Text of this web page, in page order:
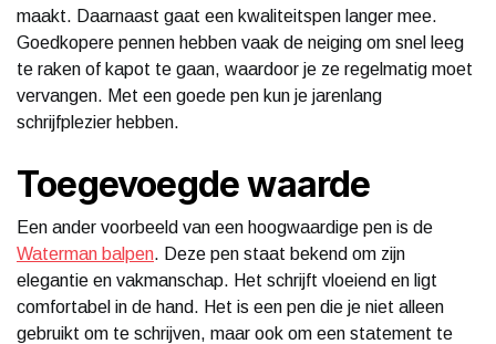
maakt. Daarnaast gaat een kwaliteitspen langer mee.
Goedkopere pennen hebben vaak de neiging om snel leeg
te raken of kapot te gaan, waardoor je ze regelmatig moet
vervangen. Met een goede pen kun je jarenlang
schrijfplezier hebben.
Toegevoegde waarde
Een ander voorbeeld van een hoogwaardige pen is de
Waterman balpen. Deze pen staat bekend om zijn
elegantie en vakmanschap. Het schrijft vloeiend en ligt
comfortabel in de hand. Het is een pen die je niet alleen
gebruikt om te schrijven, maar ook om een statement te